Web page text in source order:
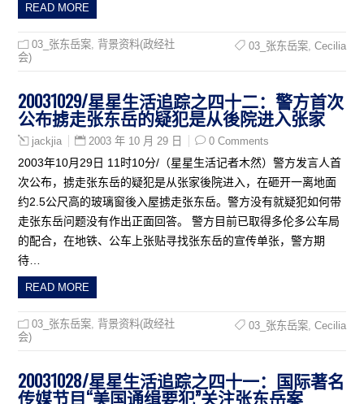
READ MORE
03_张东岳案 背景资料(政经社
会)
03_张东岳案, Cecilia
20031029/星星生活追踪之四十二：警方首次
公布掳走张东岳的疑犯是从後院进入张家
jackjia 2003 年 10 月 29 日 0 Comments
2003年10月29日 11时10分/（星星生活记者木然）警方发言人首
次公布，掳走张东岳的疑犯是从张家後院进入，在砸开一离地面
约2.5公尺高的玻璃窗後入屋掳走张东岳。警方没有就疑犯如何带
走张东岳问题没有作出正面回答。 警方目前已取得多伦多公车局
的配合，在地铁、公车上张贴寻找张东岳的宣传单张，警方期
待…
READ MORE
03_张东岳案 背景资料(政经社
会)
03_张东岳案, Cecilia
20031028/星星生活追踪之四十一：国际著名
传媒节目“美国通缉要犯”关注张东岳案